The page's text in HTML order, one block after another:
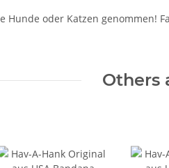
Hunde oder Katzen genommen!
Others